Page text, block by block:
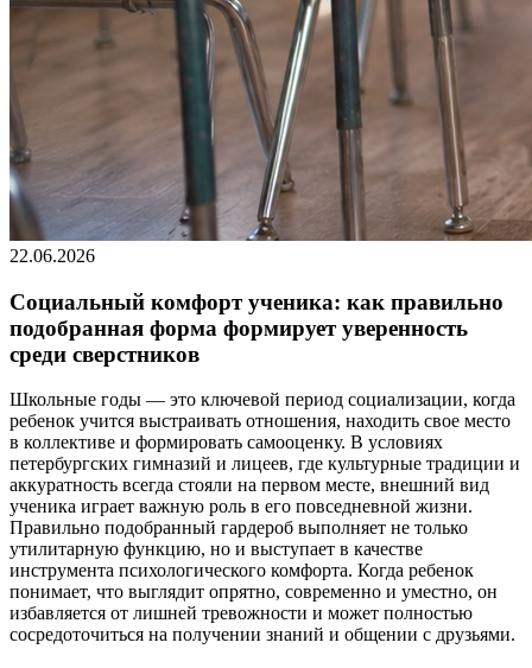
22.06.2026
Социальный комфорт ученика: как правильно
подобранная форма формирует уверенность
среди сверстников
Школьные годы — это ключевой период социализации, когда
ребенок учится выстраивать отношения, находить свое место
в коллективе и формировать самооценку. В условиях
петербургских гимназий и лицеев, где культурные традиции и
аккуратность всегда стояли на первом месте, внешний вид
ученика играет важную роль в его повседневной жизни.
Правильно подобранный гардероб выполняет не только
утилитарную функцию, но и выступает в качестве
инструмента психологического комфорта. Когда ребенок
понимает, что выглядит опрятно, современно и уместно, он
избавляется от лишней тревожности и может полностью
сосредоточиться на получении знаний и общении с друзьями.